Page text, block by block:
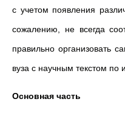
с учетом появления
сожалению, не всегда
правильно организовать
вуза с научным текстом по
Основная часть